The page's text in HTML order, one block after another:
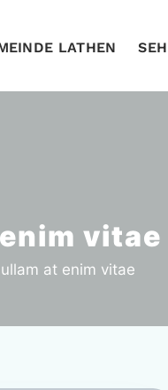
LATHEN
vitae
at enim vitae